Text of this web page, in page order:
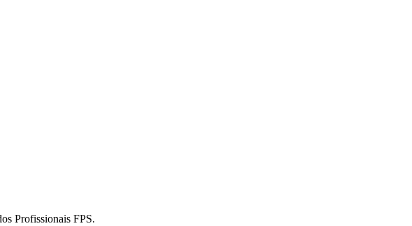
Profissionais FPS.